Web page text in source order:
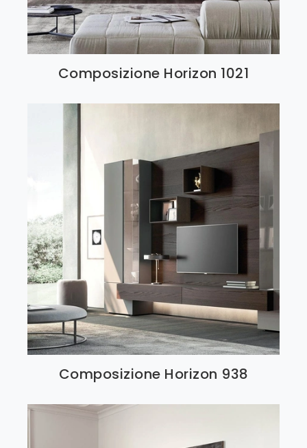
Composizione Horizon 1021
Composizione Horizon 938